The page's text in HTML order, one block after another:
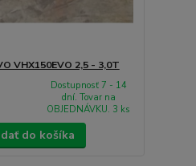
VHX150EVO 2,5 - 3,0T
Dostupnosť 7 - 14
dní. Tovar na
OBJEDNÁVKU. 3 ks
do košíka